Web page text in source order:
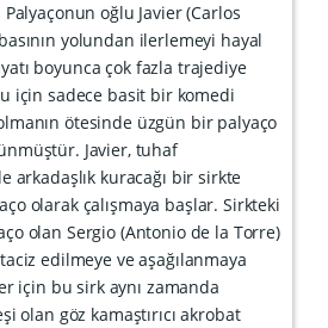
oğlu Javier (Carlos
yolundan ilerlemeyi hayal
boyunca çok fazla trajediye
için sadece basit bir komedi
ötesinde üzgün bir palyaço
Javier, tuhaf
arkadaşlık kuracağı bir sirkte
olarak çalışmaya başlar. Sirkteki
olan Sergio (Antonio de la Torre)
edilmeye ve aşağılanmaya
için bu sirk aynı zamanda
olan göz kamaştırıcı akrobat